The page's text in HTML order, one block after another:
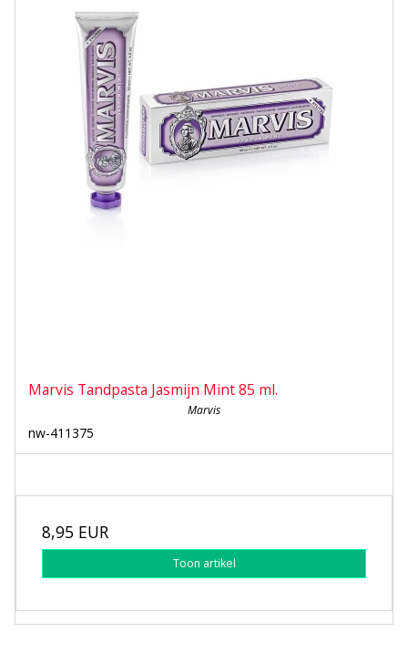
Marvis Tandpasta Jasmijn Mint 85 ml.
Marvis
nw-411375
8,95 EUR
Toon artikel